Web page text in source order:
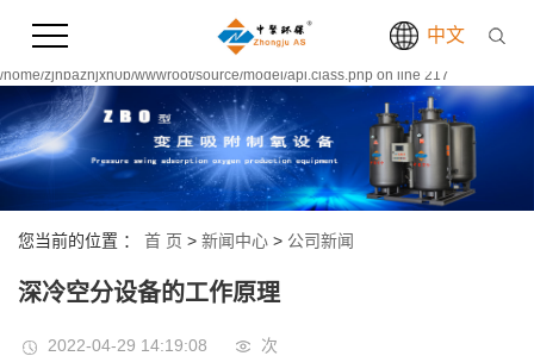
file_put_contents(/home/zjhbazhjxh0b/wwwroot/source/cache/license_cache.php):
failed to open stream: Permission denied in
/home/zjhbazhjxh0b/wwwroot/source/model/api.class.php on line 217
中文
您当前的位置 ： 首 页 > 新闻中心 > 公司新闻
深冷空分设备的工作原理
2022-04-29 14:19:08 次